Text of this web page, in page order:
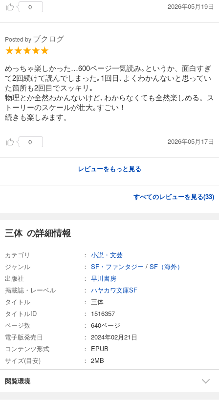
0 2026年05月19日
Posted by ブクログ
めっちゃ楽しかった…600ページ一気読み｡というか、面白すぎ
て2回続けて読んでしまった｡1回目､よくわかんないと思ってい
た箇所も2回目でスッキリ｡
物理とか全然わかんないけど､わからなくても全然楽しめる。ス
トーリーのスケールが壮大｡すごい！
続きも楽しみます。
0 2026年05月17日
レビューをもっと見る
すべてのレビューを見る(33)
三体 の詳細情報
カテゴリ
小説・文芸
ジャンル
SF・ファンタジー / SF（海外）
出版社
早川書房
掲載誌・レーベル
ハヤカワ文庫SF
タイトル
三体
タイトルID
1516357
ページ数
640ページ
電子版発売日
2024年02月21日
コンテンツ形式
EPUB
サイズ(目安)
2MB
閲覧環境